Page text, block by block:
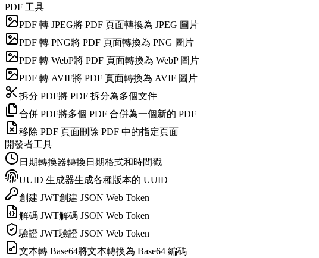
PDF 工具
PDF 轉 JPEG將 PDF 頁面轉換為 JPEG 圖片
PDF 轉 PNG將 PDF 頁面轉換為 PNG 圖片
PDF 轉 WebP將 PDF 頁面轉換為 WebP 圖片
PDF 轉 AVIF將 PDF 頁面轉換為 AVIF 圖片
拆分 PDF將 PDF 拆分為多個文件
合併 PDF將多個 PDF 合併為一個新的 PDF
移除 PDF 頁面刪除 PDF 中的指定頁面
開發者工具
日期轉換器轉換日期格式和時間戳
UUID 生成器生成各種版本的 UUID
創建 JWT創建 JSON Web Token
解碼 JWT解碼 JSON Web Token
驗證 JWT驗證 JSON Web Token
文本轉 Base64將文本轉換為 Base64 編碼